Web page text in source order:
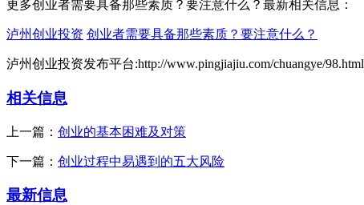
更多创业者需要具备那些素质？要注意什么？最新相关信息：
泸州创业投资 创业者需要具备那些素质？要注意什么？
泸州创业投资发布平台:http://www.pingjiajiu.com/chuangye/98.html
相关信息
上一篇： 创业的基本困难及对策
下一篇： 创业过程中易遇到的五大风险
最新信息